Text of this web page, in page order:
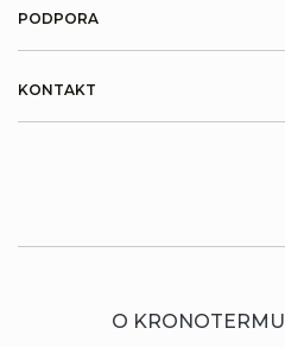
PODPORA
KONTAKT
O KRONOTERMU